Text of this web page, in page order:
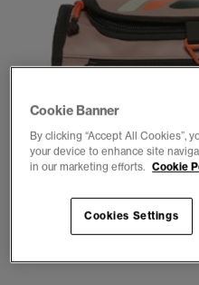
1 2
Cookie Banner
By clicking “Accept All Cookies”,
your device to enhance site
in our marketing efforts. Cookie
Cookies Settings